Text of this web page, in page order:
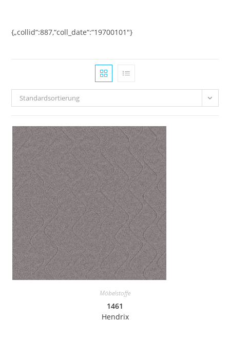
springen
{„collid“:887,“coll_date“:“19700101″}
Standardsortierung
Möbelstoffe
1461
Hendrix